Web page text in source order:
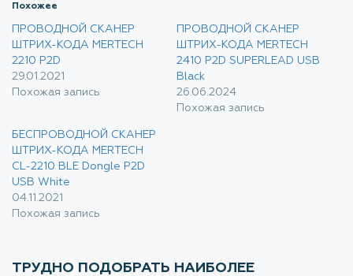
Похожее
ПРОВОДНОЙ СКАНЕР
ШТРИХ-КОДА MERTECH
2210 P2D
29.01.2021
Похожая запись
ПРОВОДНОЙ СКАНЕР
ШТРИХ-КОДА MERTECH
2410 P2D SUPERLEAD USB
Black
26.06.2024
Похожая запись
БЕСПРОВОДНОЙ СКАНЕР
ШТРИХ-КОДА MERTECH
CL-2210 BLE Dongle P2D
USB White
04.11.2021
Похожая запись
ТРУДНО ПОДОБРАТЬ НАИБОЛЕЕ